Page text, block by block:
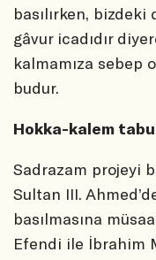
basılırken,
gâvur icadıdır
kalmamıza sebep
budur.
Hokka-kalem
Sadrazam projeyi
Sultan III.
basılmasına
Efendi ile İbrahim